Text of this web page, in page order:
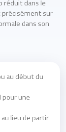
réduit dans le
précisément sur
dans son
au début du
pour une
lieu de partir